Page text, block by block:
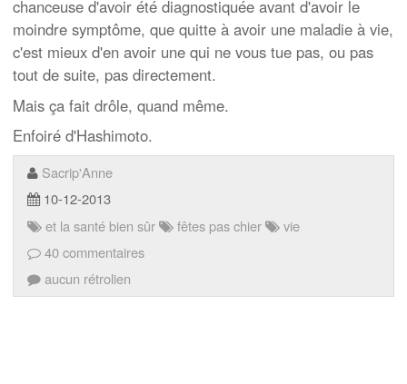
chanceuse d'avoir été diagnostiquée avant d'avoir le
moindre symptôme, que quitte à avoir une maladie à vie,
c'est mieux d'en avoir une qui ne vous tue pas, ou pas
tout de suite, pas directement.
Mais ça fait drôle, quand même.
Enfoiré d'Hashimoto.
Sacrip'Anne
10-12-2013
et la santé bien sûr
fêtes pas chier
vie
40 commentaires
aucun rétrolien